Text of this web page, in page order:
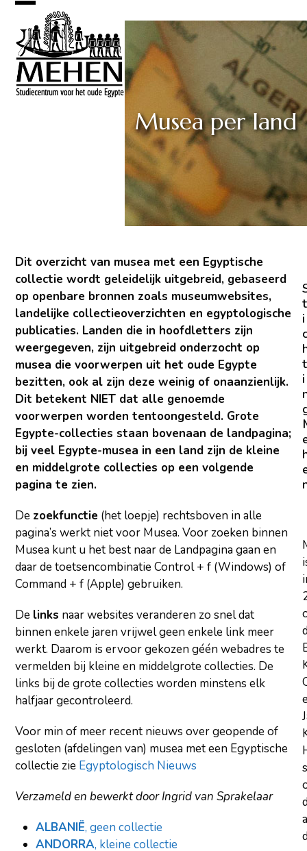
Skip
content
Open
mobile
menu
Close
mobile
menu
Musea per land
Dit overzicht van musea met een Egyptische
collectie wordt geleidelijk uitgebreid, gebaseerd
op openbare bronnen zoals museumwebsites,
landelijke collectieoverzichten en egyptologische
publicaties. Landen die in hoofdletters zijn
weergegeven, zijn uitgebreid onderzocht op
musea die voorwerpen uit het oude Egypte
bezitten, ook al zijn deze weinig of onaanzienlijk.
Dit betekent NIET dat alle genoemde
voorwerpen worden tentoongesteld. Grote
Egypte-collecties staan bovenaan de landpagina;
bij veel Egypte-musea in een land zijn de kleine
en middelgrote collecties op een volgende
pagina te zien.
De zoekfunctie (het loepje) rechtsboven in alle
pagina’s werkt niet voor Musea. Voor zoeken binnen
Musea kunt u het best naar de Landpagina gaan en
daar de toetsencombinatie Control + f (Windows) of
Command + f (Apple) gebruiken.
De links naar websites veranderen zo snel dat
binnen enkele jaren vrijwel geen enkele link meer
werkt. Daarom is ervoor gekozen géén webadres te
vermelden bij kleine en middelgrote collecties. De
links bij de grote collecties worden minstens elk
halfjaar gecontroleerd.
Voor min of meer recent nieuws over geopende of
gesloten (afdelingen van) musea met een Egyptische
collectie zie Egyptologisch Nieuws
Verzameld en bewerkt door Ingrid van Sprakelaar
ALBANIË, geen collectie
ANDORRA, kleine collectie
t
i
t
i